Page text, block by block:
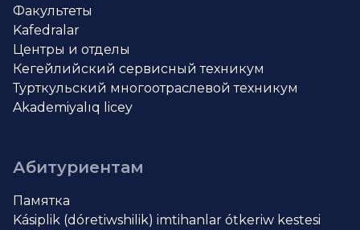
Факультеты
Kafedralar
Центры и отделы
Кегейлийский сервисный техникум
Турткульский многоотраслевой техникум
Akademiyalıq licey
Абитуриентам
Памятка
Kásiplik (dóretiwshilik) imtihanlar ótkeriw kestesi